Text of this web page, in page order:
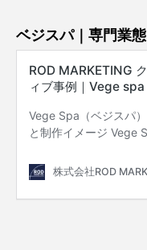
ベジスパ｜専門業態